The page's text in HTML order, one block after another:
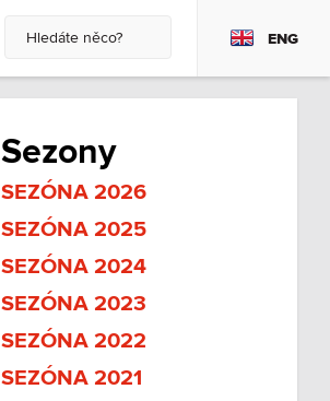
ENG
Sezony
SEZÓNA 2026
SEZÓNA 2025
SEZÓNA 2024
SEZÓNA 2023
SEZÓNA 2022
SEZÓNA 2021